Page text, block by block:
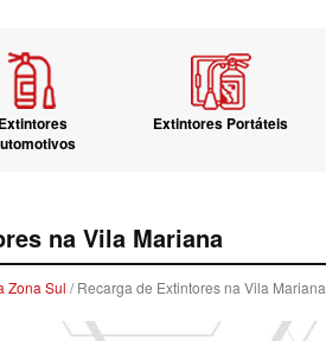
Extintores
Extintores Portáteis
na Vila Mariana
Zona Sul / Recarga de Extintores na Vila Mariana